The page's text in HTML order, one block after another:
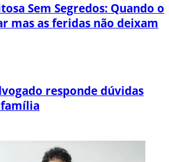
Sem Segredos: Quando o
mas as feridas não deixam
responde dúvidas